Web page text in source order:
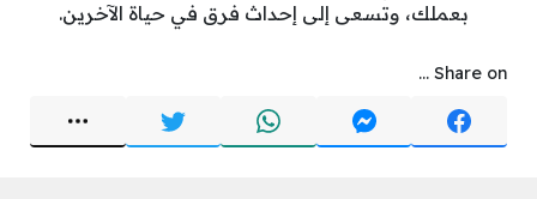
بعملك، وتسعى إلى إحداث فرق في حياة الآخرين.
Share on ...